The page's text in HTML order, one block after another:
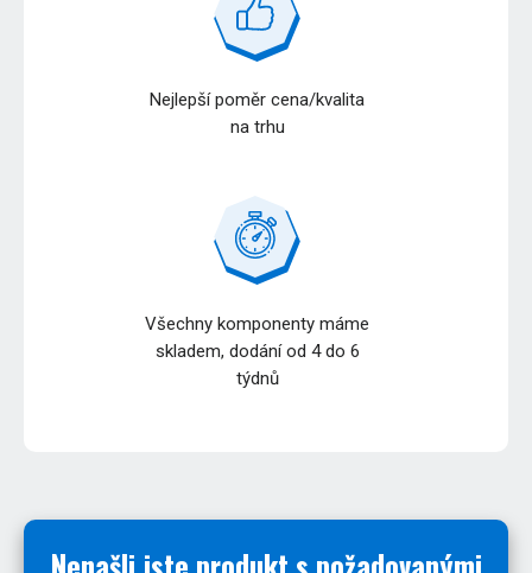
Nejlepší poměr cena/kvalita
na trhu
Všechny komponenty máme
skladem, dodání od 4 do 6
týdnů